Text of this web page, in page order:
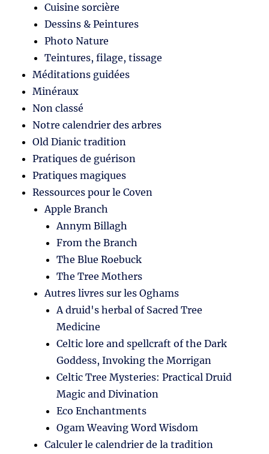
Cuisine sorcière
Dessins & Peintures
Photo Nature
Teintures, filage, tissage
Méditations guidées
Minéraux
Non classé
Notre calendrier des arbres
Old Dianic tradition
Pratiques de guérison
Pratiques magiques
Ressources pour le Coven
Apple Branch
Annym Billagh
From the Branch
The Blue Roebuck
The Tree Mothers
Autres livres sur les Oghams
A druid's herbal of Sacred Tree
Medicine
Celtic lore and spellcraft of the Dark
Goddess, Invoking the Morrigan
Celtic Tree Mysteries: Practical Druid
Magic and Divination
Eco Enchantments
Ogam Weaving Word Wisdom
Calculer le calendrier de la tradition